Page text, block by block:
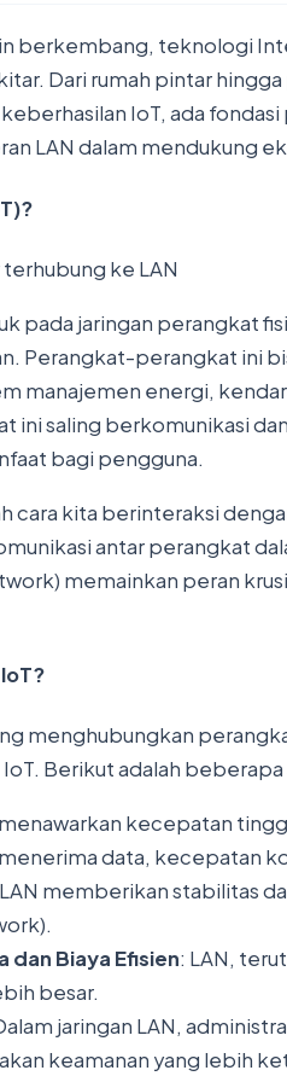
berkembang, teknologi
Dari rumah pintar
IoT, ada
LAN dalam mendukung
pada jaringan perangkat
Perangkat-perangkat ini
manajemen energi,
ini saling berkomunikasi
bagi pengguna.
cara kita berinteraksi
antar perangkat
memainkan peran
menghubungkan
Berikut adalah
menawarkan kecepatan
data, kecepatan
memberikan stabilitas
dan Biaya Efisien: LAN,
besar.
jaringan LAN,
keamanan yang lebih